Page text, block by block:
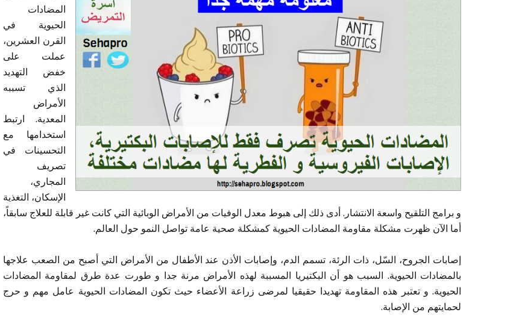
المضادات
الحيوية في
القرن العشرين،
عملت على
خفض التهديد
الذي تسببه
الأمراض
المعدية. ارتبط
استخدامها مع
التحسينات في
تصريف
المجاري،
الإسكان، التغذية
و برامج التلقيح واسعة الانتشار. أدى ذلك إلى هبوط معدل الوفيات من الأمراض الوبائية التي كانت غير قابلة للعلاج سابقاً،
أما الآن ظهرت مشكلة مقاومة المضادات الحيوية كمشكلة صحية عامة تواصل النمو حول العالم.
إصابات الجروح، السّل، ذات الرئة، تسمم الدم، وإصابات الأذن عند الأطفال من الأمراض التي أصبح من الصعب علاجها
بالمضادات الحيوية. السبب هو أن البكتيريا المسببة لهذه الأمراض مرنة جدا و طورت عدة طرق لمقاومة المضادات
الحيوية. و تعتبر هذه المقاومة تهديدا حقيقيا لمرضى زراعة الأعضاء حيث تكون المضادات الحيوية عامل مهم و حرج
لحمايتهم من الإصابة.